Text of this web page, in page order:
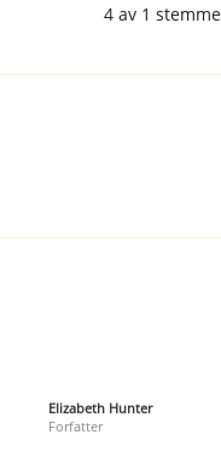
4av 1 stemme
Elizabeth Hunter
Forfatter